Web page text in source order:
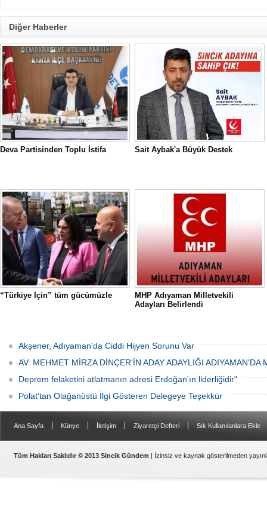
Diğer Haberler
Deva Partisinden Toplu İstifa Sait Aybak'a Büyük Destek
“Türkiye İçin” tüm gücümüzle
MHP Adıyaman Milletvekili
Adayları Belirlendi
Akşener, Adıyaman'da Ciddi Hijyen Sorunu Var
AV. MEHMET MİRZA DİNÇER'İN ADAY ADAYLIĞI ADIYAMAN'DA
Deprem felaketini atlatmanın adresi Erdoğan'ın liderliğidir"
Polat’tan Olağanüstü İlgi Gösteren Delegeye Teşekkür
Ana Sayfa | Künye | İletişim | Ziyaretçi Defteri |
Sık Kullanılanlara Ekle
Tüm Hakları Saklıdır © 2013 Sincik Gündem | İzinsiz ve kaynak gösterilmeden